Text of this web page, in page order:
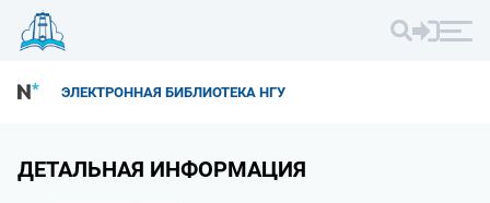
ЭЛЕКТРОННАЯ БИБЛИОТЕКА НГУ
ДЕТАЛЬНАЯ ИНФОРМАЦИЯ